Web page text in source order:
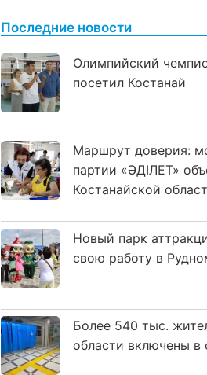
Последние новости
Олимпийский
посетил Костанай
Маршрут доверия:
партии «ӘДІЛЕТ»
Костанайской
Новый парк
свою работу в
Более 540 тыс.
области включены в